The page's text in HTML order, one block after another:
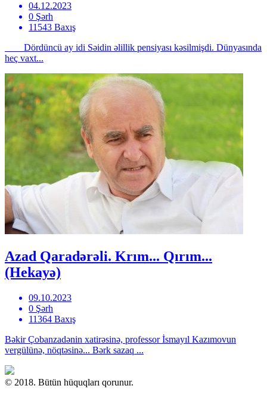
04.12.2023
0 Şərh
11543 Baxış
Dördüncü ay idi Səidin əlillik pensiyası kəsilmişdi. Dünyasında
heç vaxt...
Azad Qaradərəli. Krım... Qırım...
(Hekayə)
09.10.2023
0 Şərh
11364 Baxış
Bəkir Çobanzadənin xatirəsinə, professor İsmayıl Kazımovun
vergülünə, nöqtəsinə... Bərk sazaq ...
© 2018. Bütün hüquqları qorunur.